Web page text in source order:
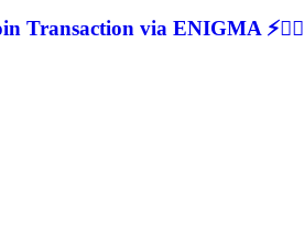
Transaction via ENIGMA ⚡🕵‍♂